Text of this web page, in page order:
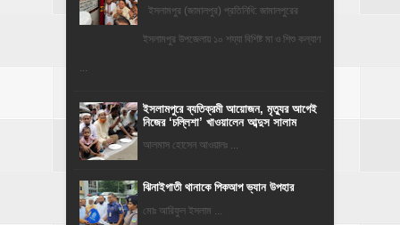
ইসলামপুর (জামালপুর) প্রতিনিধি: জামালপুরের
ইসলামপুর উপজেলায় ১০ শয্যা বিশিষ্ট মা ও শিশু কল্যাণ
‎ইসলামপুরে ব্যতিক্রমী আয়োজন, মৃত্যুর আগেই
নিজের ‘চল্লিশা’ খাওয়ালেন আব্দুস সালাম
আলমাস হোসেন আওয়ালঃ ...
ঝিনাইগাতী থানাকে পিকআপ ভ্যান উপহার
মোঃ আরিফুল ইসলাম ...